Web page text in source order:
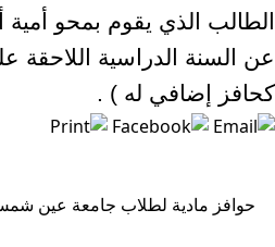
الطالب الذي يقوم بمحو
عن السنة الدراسية اللاحقة
كحافز إضافي له ) .
حوافز مادية لطلاب جامعة عين